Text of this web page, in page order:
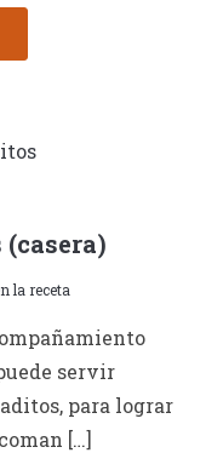
la receta
servir
para lograr
[…]